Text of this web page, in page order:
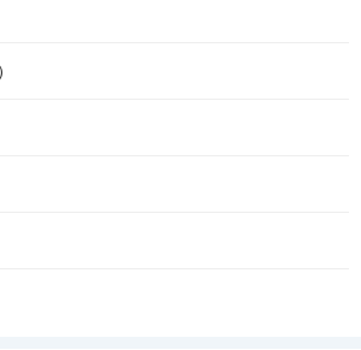
会不会把我弄丢？ 这...
咳嗽了数声 遥远的 我仿佛看见了 依稀中你
有了 记忆里的流浪...
着暖暖的春风 蓬勃着生命的气息 撒一路芬芳
的泥土 苏醒了沉睡的种子 一种力量在酥软
春光里勃发 萌发生长...
水的时间 放养一池蛙鸣 征途，在爹的目光
青花在杯里 扶起那个弹琴的人 风在弦上，等
突围 咽不下的那滴泪...
农夫的希望，孕育夏日的稻香； 柳条喜欢伸
力闻挨着草地疯长的婆婆纳草。 幸运的话，
遇到十几只白鹭立...
多了一丝凉意 相对于冬天的风 又多了些许
却多了几分萧瑟和寂寥 秋天的风宛如一支孩
笔浓浓的色彩 那火红...
手捧着鲜花 寻找情窦初开的你 在那童话般的
芳 只为等你 给出一季的火红 你低头时的温
的街上 左手握着冷风，右手牵着寒雨 和孤